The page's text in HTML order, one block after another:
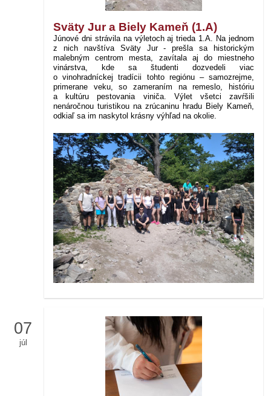
Sväty Jur a Biely Kameň (1.A)
Júnové dni strávila na výletoch aj trieda 1.A. Na jednom
z nich navštíva Sväty Jur - prešla sa historickým
malebným centrom mesta, zavítala aj do
miestneho
vinárstva , kde sa študenti dozvedeli viac
o vinohradníckej tradícii tohto regiónu – samozrejme,
primerane veku, so zameraním na remeslo, históriu
a kultúru pestovania viniča. Výlet všetci zavŕšili
nenáročnou turistikou na zrúcaninu hradu Biely Kameň,
odkiaľ sa im naskytol krásny výhľad na okolie.
07
júl